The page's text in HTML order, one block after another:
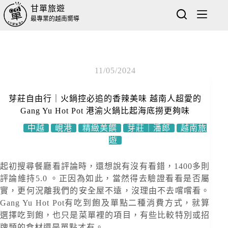
甘單旅遊
最專業的越南嚮導
11/05/2024
芽莊自由行｜火鍋控必追的香辣美味 越南人超愛的
Gang Yu Hot Pot 港渝火鍋比起海底撈更夠味
中越
峴港 精緻美饌 芽莊｜潘郎
越南旅
遊
起初搜尋餐廳看評論時，還想說有沒有看錯，1400多則
評論維持5.0 。正因為如此，當然得去驗證看看是否屬
實，更何況離我們的安全屋不遠，沒理由不去嚐嚐看。
Gang Yu Hot Pot有吃到飽及單點二種消費方式，就算
選擇吃到飽，也只是菜單裡的項目，有些比較特別或招